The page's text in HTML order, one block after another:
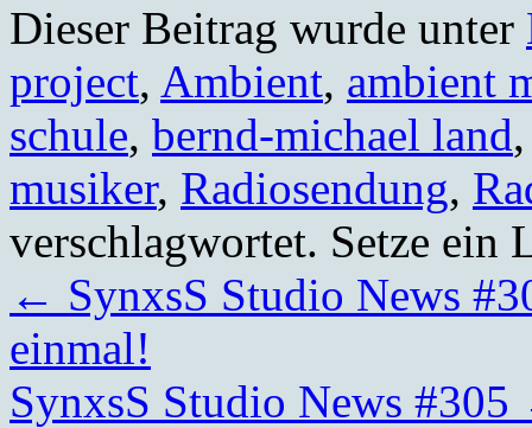
Dieser Beitrag wurde unter
project, Ambient, ambient
schule, bernd-michael land
musiker, Radiosendung,
verschlagwortet. Setze ein
← SynxsS Studio News
einmal!
SynxsS Studio News #305